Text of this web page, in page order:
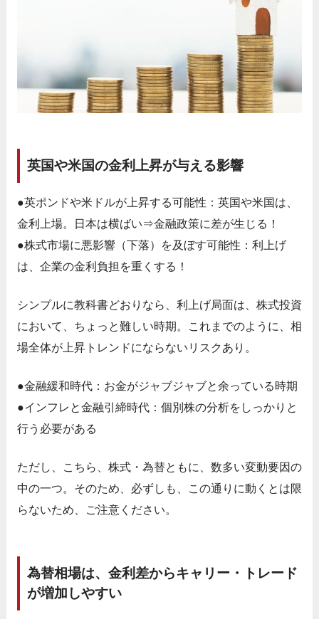
英国や米国の金利上昇が与える影響
●英ポンドや米ドルが上昇する可能性：英国や米国は、
金利上場。日本は横ばい⇒金融政策に差が生じる！
●株式市場に悪影響（下落）を及ぼす可能性：利上げ
は、企業の金利負担を重くする！
シンプルに教科書どおりなら、利上げ局面は、株式投資
において、ちょっと難しい時期。これまでのように、相
場全体が上昇トレンドにならないリスクあり。
●金融緩和時代：お金がジャブジャブと余っている時期
●インフレと金融引締時代：個別株の分析をしっかりと
行う必要がある
ただし、こちら、株式・為替ともに、数多い変動要因の
中の一つ。そのため、必ずしも、この通りに動くとは限
らないため、ご注意ください。
為替相場は、金利差からキャリー・トレード
が増加しやすい